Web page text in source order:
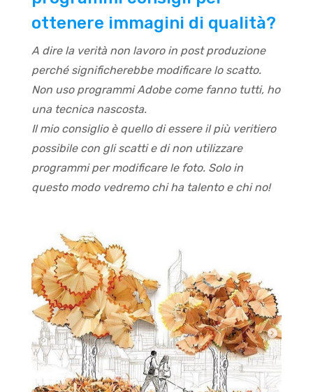
ottenere immagini di qualità?
A dire la verità non lavoro in post produzione
perché significherebbe modificare lo scatto.
Non uso programmi Adobe come fanno tutti, ho
una tecnica nascosta.
Il mio consiglio è quello di essere il più veritiero
possibile con gli scatti e di non utilizzare
programmi per modificare le foto. Solo in
questo modo vedremo chi ha talento e chi no!